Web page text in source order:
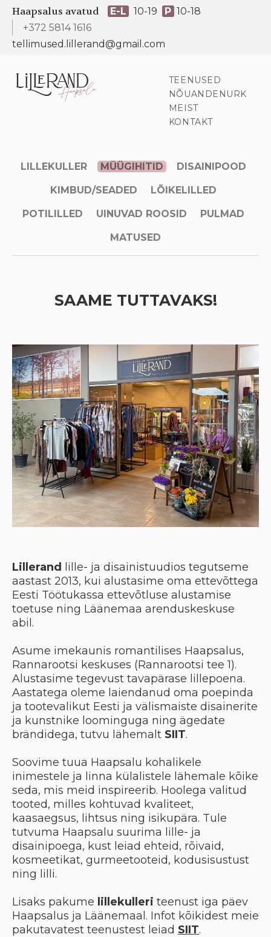
Haapsalus avatud E-L 10-19 P 10-18
+372 5814 1616
tellimused.lillerand@gmail.com
TEENUSED
NÕUANDENURK
MEIST
KONTAKT
LILLEKULLER MÜÜGIHITID DISAINIPOOD
KIMBUD/SEADED LÕIKELILLED
POTILILLED UINUVAD ROOSID PULMAD
MATUSED
SAAME TUTTAVAKS!
Lillerand lille- ja disainistuudios tegutseme
aastast 2013, kui alustasime oma ettevõttega
Eesti Töötukassa ettevõtluse alustamise
toetuse ning Läänemaa arenduskeskuse
abil.
Asume imekaunis romantilises Haapsalus,
Rannarootsi keskuses (Rannarootsi tee 1).
Alustasime tegevust tavapärase lillepoena.
Aastatega oleme laiendanud oma poepinda
ja tootevalikut Eesti ja välismaiste disainerite
ja kunstnike loominguga ning ägedate
brändidega, tutvu lähemalt SIIT.
Soovime tuua Haapsalu kohalikele
inimestele ja linna külalistele lähemale kõike
seda, mis meid inspireerib. Hoolega valitud
tooted, milles kohtuvad kvaliteet,
kaasaegsus, lihtsus ning isikupära. Tule
tutvuma Haapsalu suurima lille- ja
disainipoega, kust leiad ehteid, rõivaid,
kosmeetikat, gurmeetooteid, kodusisustust
ning lilli.
Lisaks pakume lillekulleri teenust iga päev
Haapsalus ja Läänemaal. Infot kõikidest meie
pakutavatest teenustest leiad SIIT.